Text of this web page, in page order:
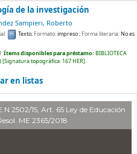
de la investigación
Sampieri, Roberto
Texto; Formato:impreso; Forma literaria:No es
Ítems disponibles para préstamo: BIBLIOTECA
Signatura topográfica: 167 HER .
en listas
2502/15, Art. 65 Ley de Educación
ME 2365/2018